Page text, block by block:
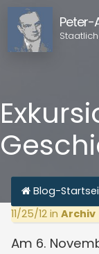
Peter-
Blog-
11/25/12 in Archiv
Am 6.